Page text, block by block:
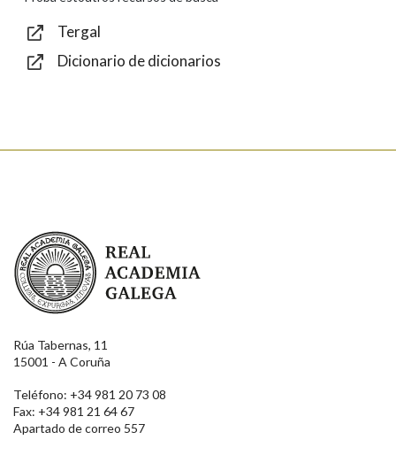
Tergal
Dicionario de dicionarios
Real Academia Galega
Rúa Tabernas, 11
15001 - A Coruña
Teléfono: +34 981 20 73 08
Fax: +34 981 21 64 67
Apartado de correo 557